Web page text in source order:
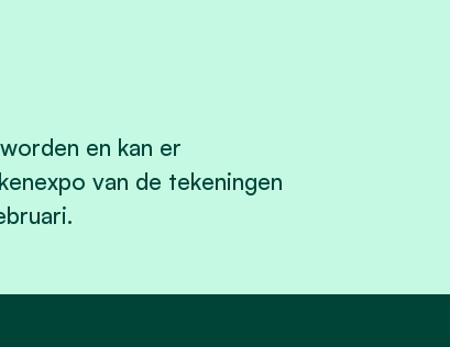
en kan er
van de tekeningen